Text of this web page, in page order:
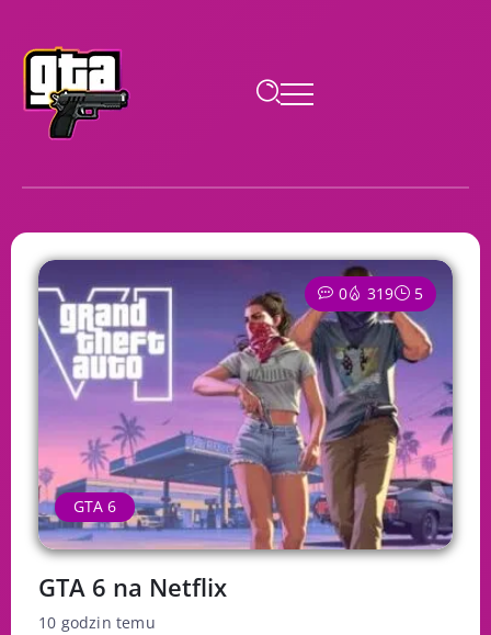
0 319 5
GTA 6
GTA 6 na Netflix
10 godzin temu